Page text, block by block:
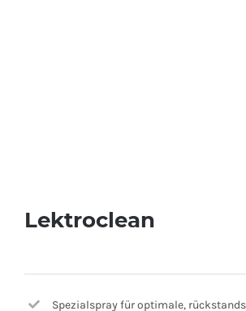
Lektroclean
Spezialspray für optimale,